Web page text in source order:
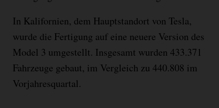
In Kalifornien, dem Hauptstandort von Tesla,
wurde die Fertigung auf eine neuere Version des
Model 3 umgestellt. Insgesamt wurden 433.371
Fahrzeuge gebaut, im Vergleich zu 440.808 im
Vorjahresquartal.